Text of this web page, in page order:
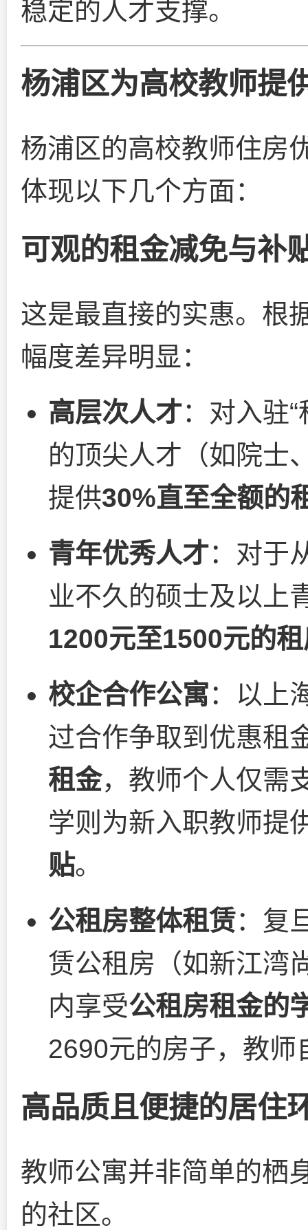
稳定的人才支撑。
杨浦区为高校教师提
杨浦区的高校教师住房
体现以下几个方面：
可观的租金减免与补
这是最直接的实惠。根
幅度差异明显：
高层次人才：对入驻
的顶尖人才（如院士
提供30%直至全额的
青年优秀人才：对于
业不久的硕士及以上
1200元至1500元的
校企合作公寓：以上
过合作争取到优惠租
租金，教师个人仅需
学则为新入职教师提
贴。
公租房整体租赁：复
赁公租房（如新江湾
内享受公租房租金的
2690元的房子，教师
高品质且便捷的居住
教师公寓并非简单的栖
的社区。